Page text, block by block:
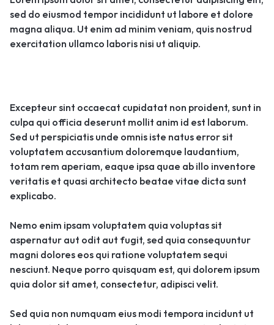
sed do eiusmod tempor incididunt ut labore et dolore
magna aliqua. Ut enim ad minim veniam, quis nostrud
exercitation ullamco laboris nisi ut aliquip.
Excepteur sint occaecat cupidatat non proident, sunt in
culpa qui officia deserunt mollit anim id est laborum.
Sed ut perspiciatis unde omnis iste natus error sit
voluptatem accusantium doloremque laudantium,
totam rem aperiam, eaque ipsa quae ab illo inventore
veritatis et quasi architecto beatae vitae dicta sunt
explicabo.
Nemo enim ipsam voluptatem quia voluptas sit
aspernatur aut odit aut fugit, sed quia consequuntur
magni dolores eos qui ratione voluptatem sequi
nesciunt. Neque porro quisquam est, qui dolorem ipsum
quia dolor sit amet, consectetur, adipisci velit.
Sed quia non numquam eius modi tempora incidunt ut